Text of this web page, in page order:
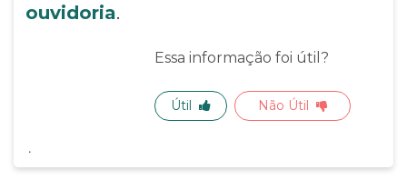
ouvidoria.
Essa informação foi útil?
Útil Não Útil